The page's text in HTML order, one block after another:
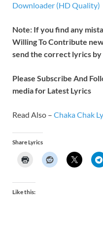
Downloader (HD Quality)
Note: If you find any
Willing To Contribute
send the correct lyrics by
Please Subscribe And
media for Latest Lyrics
Read Also – Chaka Chak
Share Lyrics
Like this: